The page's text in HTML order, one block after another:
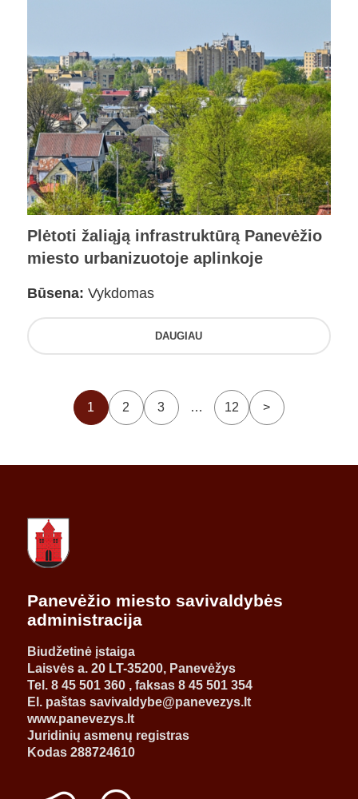
Plėtoti žaliąją infrastruktūrą Panevėžio
miesto urbanizuotoje aplinkoje
Būsena: Vykdomas
DAUGIAU
1 2 3 … 12 >
Panevėžio miesto savivaldybės
administracija
Biudžetinė įstaiga
Laisvės a. 20 LT-35200, Panevėžys
Tel. 8 45 501 360 , faksas 8 45 501 354
El. paštas savivaldybe@panevezys.lt
www.panevezys.lt
Juridinių asmenų registras
Kodas 288724610